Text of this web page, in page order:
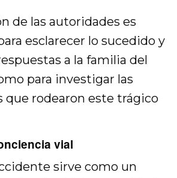
de las autoridades es
esclarecer lo sucedido y
a la familia del
para investigar las
que rodearon este trágico
vial
sirve como un